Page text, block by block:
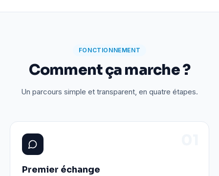
FONCTIONNEMENT
Comment ça marche ?
Un parcours simple et transparent, en quatre étapes.
Premier échange